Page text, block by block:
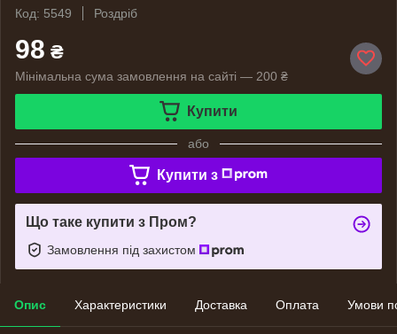
Код: 5549
Роздріб
98 ₴
Мінімальна сума замовлення на сайті — 200 ₴
Купити
або
Купити з
Що таке купити з Пром?
Замовлення під захистом
Опис Характеристики Доставка Оплата Умови